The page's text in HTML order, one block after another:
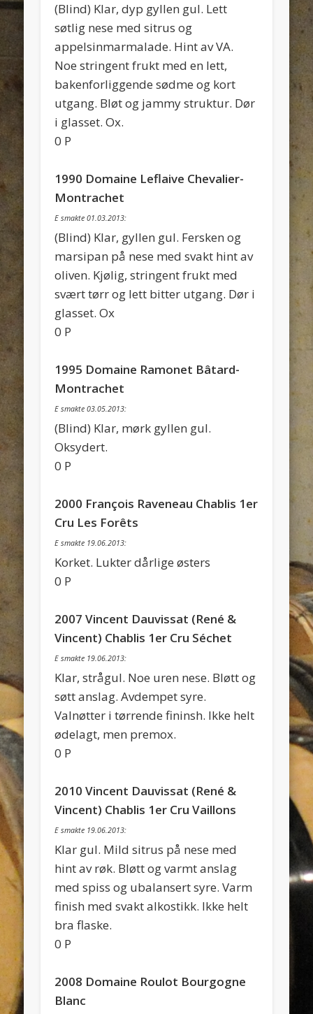
(Blind) Klar, dyp gyllen gul. Lett
søtlig nese med sitrus og
appelsinmarmalade. Hint av VA.
Noe stringent frukt med en lett,
bakenforliggende sødme og kort
utgang. Bløt og jammy struktur. Dør
i glasset. Ox.
0 P
1990 Domaine Leflaive Chevalier-
Montrachet
E smakte 01.03.2013:
(Blind) Klar, gyllen gul. Fersken og
marsipan på nese med svakt hint av
oliven. Kjølig, stringent frukt med
svært tørr og lett bitter utgang. Dør i
glasset. Ox
0 P
1995 Domaine Ramonet Bâtard-
Montrachet
E smakte 03.05.2013:
(Blind) Klar, mørk gyllen gul.
Oksydert.
0 P
2000 François Raveneau Chablis 1er
Cru Les Forêts
E smakte 19.06.2013:
Korket. Lukter dårlige østers
0 P
2007 Vincent Dauvissat (René &
Vincent) Chablis 1er Cru Séchet
E smakte 19.06.2013:
Klar, strågul. Noe uren nese. Bløtt og
søtt anslag. Avdempet syre.
Valnøtter i tørrende fininsh. Ikke helt
ødelagt, men premox.
0 P
2010 Vincent Dauvissat (René &
Vincent) Chablis 1er Cru Vaillons
E smakte 19.06.2013:
Klar gul. Mild sitrus på nese med
hint av røk. Bløtt og varmt anslag
med spiss og ubalansert syre. Varm
finish med svakt alkostikk. Ikke helt
bra flaske.
0 P
2008 Domaine Roulot Bourgogne
Blanc